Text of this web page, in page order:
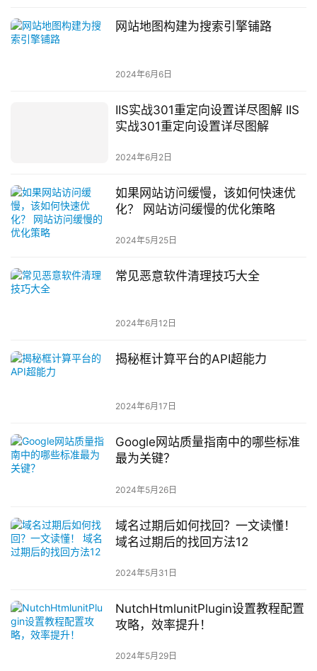
网站地图构建为搜索引擎铺路
2024年6月6日
IIS实战301重定向设置详尽图解 IIS
实战301重定向设置详尽图解
2024年6月2日
如果网站访问缓慢，该如何快速优
化？ 网站访问缓慢的优化策略
2024年5月25日
常见恶意软件清理技巧大全
2024年6月12日
揭秘框计算平台的API超能力
2024年6月17日
Google网站质量指南中的哪些标准
最为关键？
2024年5月26日
域名过期后如何找回？一文读懂！
域名过期后的找回方法12
2024年5月31日
NutchHtmlunitPlugin设置教程配置
攻略，效率提升！
2024年5月29日